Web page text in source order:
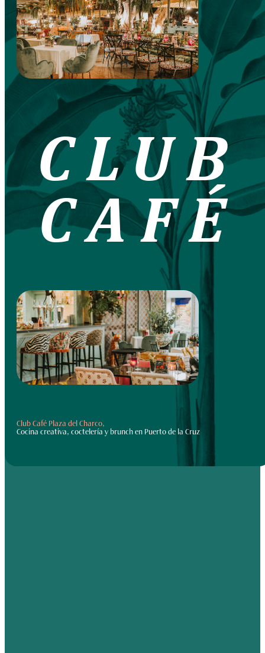
CLUB
CAFÉ
Club Café Plaza del Charco,
Cocina creativa, coctelería y brunch en Puerto de la Cruz